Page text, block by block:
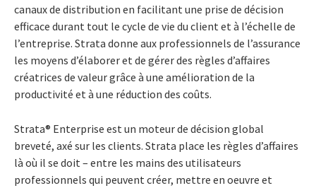
canaux de distribution en facilitant une prise de décision
efficace durant tout le cycle de vie du client et à l’échelle de
l’entreprise. Strata donne aux professionnels de l’assurance
les moyens d’élaborer et de gérer des règles d’affaires
créatrices de valeur grâce à une amélioration de la
productivité et à une réduction des coûts.
Strata® Enterprise est un moteur de décision global
breveté, axé sur les clients. Strata place les règles d’affaires
là où il se doit – entre les mains des utilisateurs
professionnels qui peuvent créer, mettre en oeuvre et